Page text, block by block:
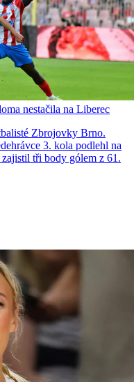
nestačila na Liberec
Zbrojovky Brno.
3. kola podlehl na
tři body gólem z 61.